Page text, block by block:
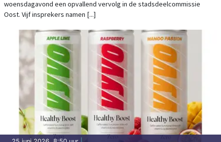
woensdagavond een opvallend vervolg in de stadsdeelcommissie
Oost. Vijf insprekers namen [...]